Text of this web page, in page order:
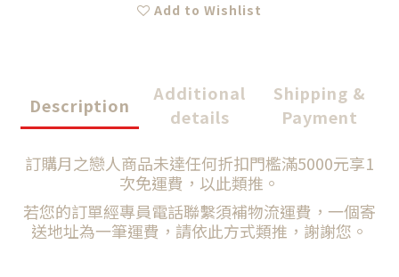
Add to Wishlist
Description
Additional
details
Shipping &
Payment
訂購月之戀人商品未達任何折扣門檻滿5000元享1
次免運費，以此類推。
若您的訂單經專員電話聯繫須補物流運費，一個寄
送地址為一筆運費，請依此方式類推，謝謝您。